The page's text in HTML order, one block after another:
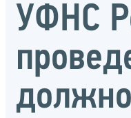
УФНС